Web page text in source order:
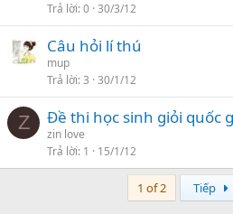
Trả lời 0 30/3/12
Câu hỏi lí thú
mup
Trả lời 3 30/1/12
Z Đề thi học sinh giỏi quốc
zin love
Trả lời 1 15/1/12
1 of 2 Tiếp